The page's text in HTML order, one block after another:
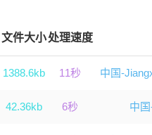
文件大小处理速度
1388.6kb 11秒 中国-
42.36kb 6秒 中